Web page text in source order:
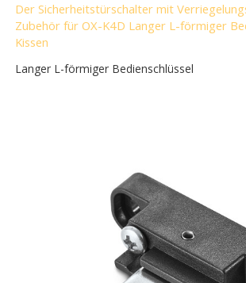
Der Sicherheitstürschalter mit
Zubehör für OX-K4D Langer L-förmiger
Kissen
Langer L-förmiger Bedienschlüssel